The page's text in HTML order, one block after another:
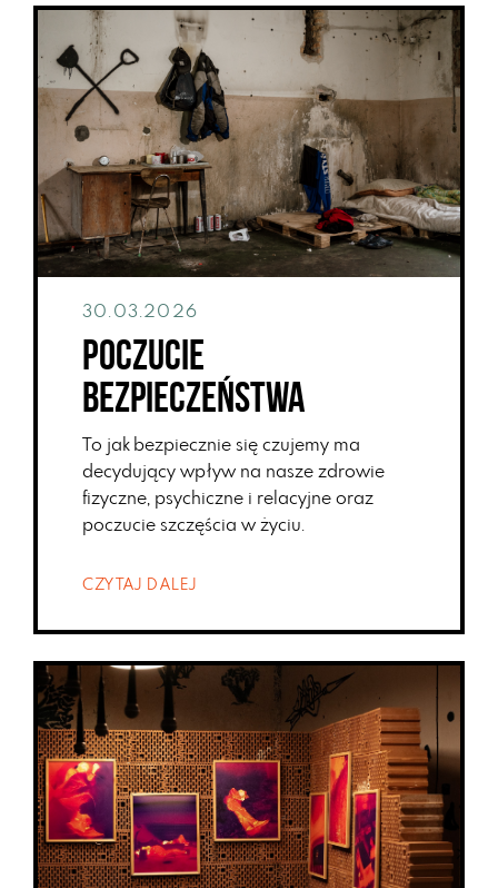
30.03.2026
Poczucie
bezpieczeństwa
To jak bezpiecznie się czujemy ma
decydujący wpływ na nasze zdrowie
fizyczne, psychiczne i relacyjne oraz
poczucie szczęścia w życiu.
CZYTAJ DALEJ